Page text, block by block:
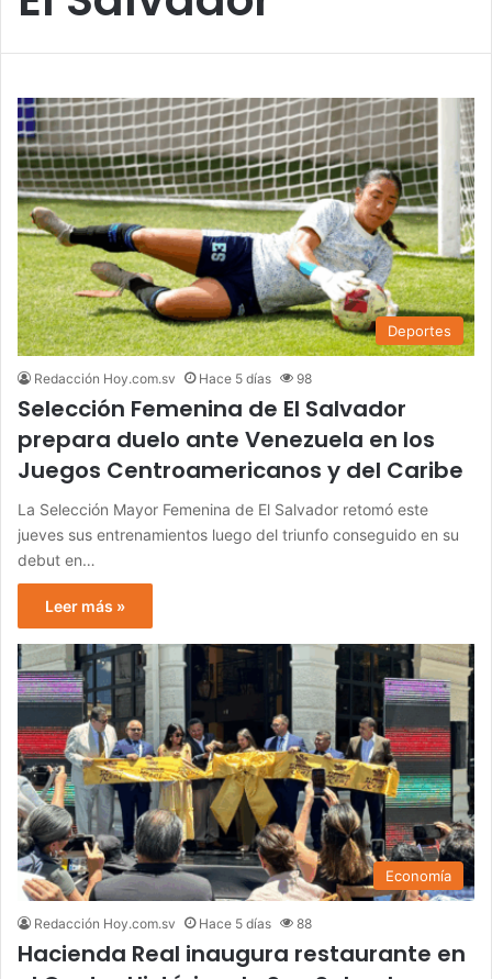
Deportes
Redacción Hoy.com.sv Hace 5 días 98
Selección Femenina de El Salvador
prepara duelo ante Venezuela en los
Juegos Centroamericanos y del Caribe
La Selección Mayor Femenina de El Salvador retomó este
jueves sus entrenamientos luego del triunfo conseguido en su
debut en…
Leer más »
Economía
Redacción Hoy.com.sv Hace 5 días 88
Hacienda Real inaugura restaurante en